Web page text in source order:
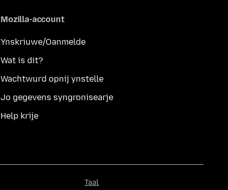
Mozilla-account
Ynskriuwe/Oanmelde
Wat is dit?
Wachtwurd opnij ynstelle
Jo gegevens syngronisearje
Help krije
Taal